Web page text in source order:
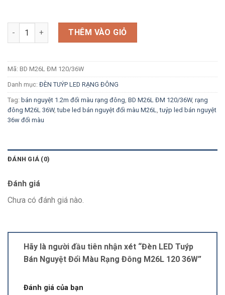
Số lượng THÊM VÀO GIỎ
Mã: BD M26L ĐM 120/36W
Danh mục: ĐÈN TUÝP LED RẠNG ĐÔNG
Tag: bán nguyệt 1.2m đổi màu rạng đông, BD M26L ĐM 120/36W, rạng
đông M26L 36W,tube led bán nguyệt đổi màu M26L,tuýp led bán nguyệt
36w đổi màu
ĐÁNH GIÁ (0)
Đánh giá
Chưa có đánh giá nào.
Hãy là người đầu tiên nhận xét “Đèn LED Tuýp
Bán Nguyệt Đổi Màu Rạng Đông M26L 120 36W”
Đánh giá của bạn